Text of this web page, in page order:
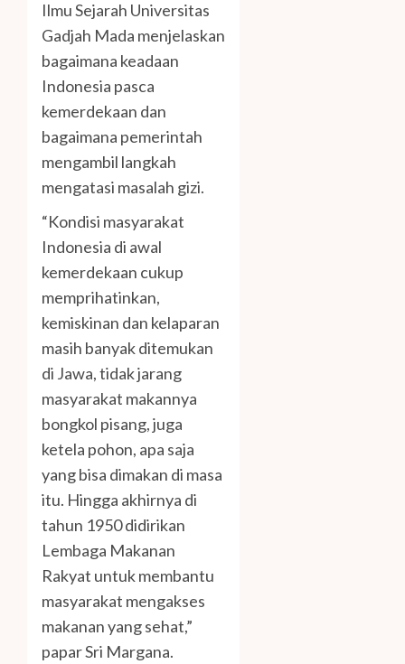
Ilmu Sejarah Universitas
Gadjah Mada menjelaskan
bagaimana keadaan
Indonesia pasca
kemerdekaan dan
bagaimana pemerintah
mengambil langkah
mengatasi masalah gizi.
“Kondisi masyarakat
Indonesia di awal
kemerdekaan cukup
memprihatinkan,
kemiskinan dan kelaparan
masih banyak ditemukan
di Jawa, tidak jarang
masyarakat makannya
bongkol pisang, juga
ketela pohon, apa saja
yang bisa dimakan di masa
itu. Hingga akhirnya di
tahun 1950 didirikan
Lembaga Makanan
Rakyat untuk membantu
masyarakat mengakses
makanan yang sehat,”
papar Sri Margana.